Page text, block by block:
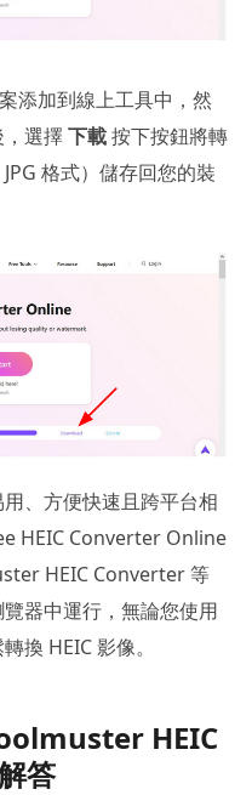
添加到線上工具中，然
選擇下載按下按鈕將轉
格式）儲存回您的裝
、方便快速且跨平台相
HEIC Converter Online
HEIC Converter 等
器中運行，無論您使用
換 HEIC 影像。
HEIC
答